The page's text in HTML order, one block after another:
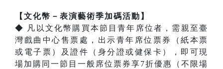
【文化幣－表演藝術季加碼活動】
◆ 凡以文化幣購買本節目青年席位者，需親至臺
灣戲曲中心售票處，出示青年席位票券（紙本票
或電子票）及證件（身分證或健保卡），即可現
場加購同一節目一般席位票券享7折優惠（不限場